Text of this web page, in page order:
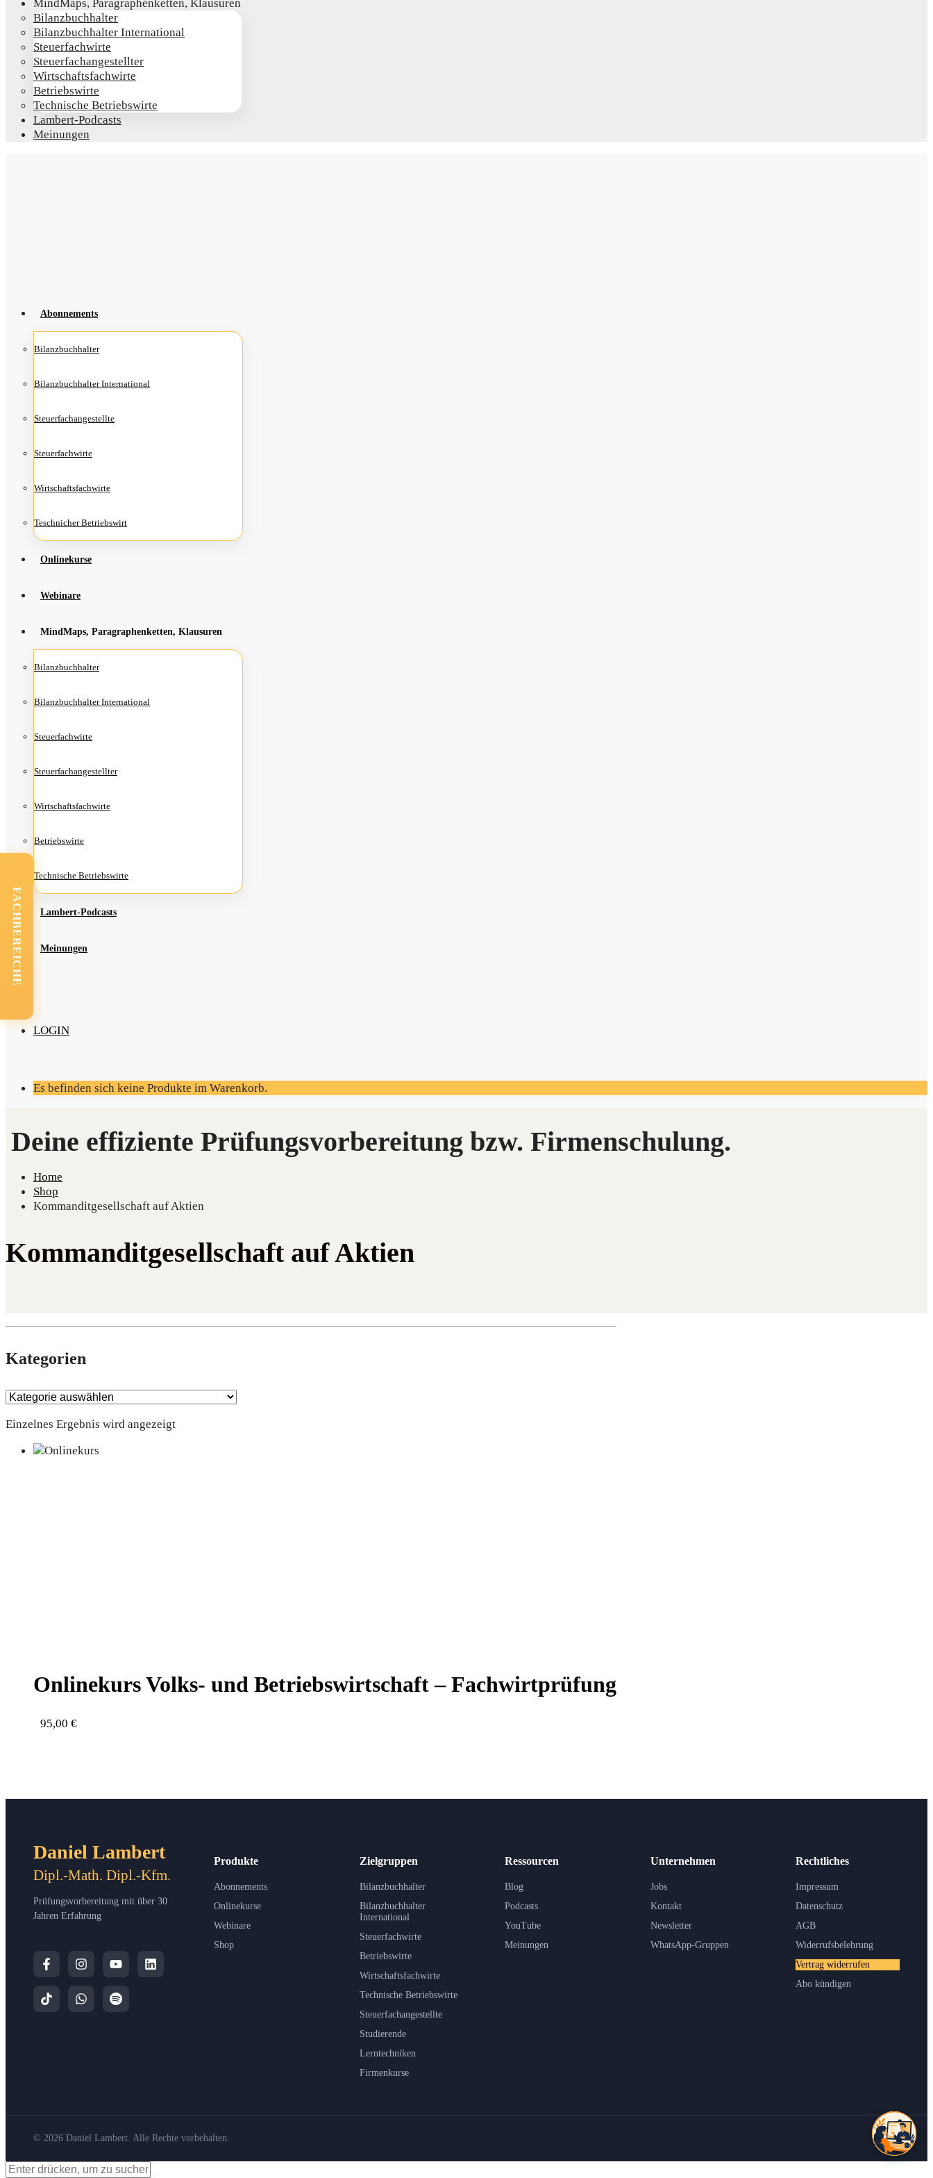
Mind­Maps, Para­gra­phen­ket­ten, Klausuren
Bilanz­buch­hal­ter
Bilanz­buch­hal­ter International
Steu­er­fach­wir­te
Steu­er­fach­an­ge­stell­ter
Wirt­schafts­fach­wir­te
Betriebs­wir­te
Tech­ni­sche Betriebswirte
Lam­­bert-Pod­­casts
Mei­nun­gen
Abon­ne­ments
Bilanz­buch­hal­ter
Bilanz­buch­hal­ter International
Steu­er­fach­an­ge­stell­te
Steu­er­fach­wir­te
Wirt­schafts­fach­wir­te
Teschni­cher Betriebswirt
Online­kur­se
Web­i­na­re
Mind­Maps, Para­gra­phen­ket­ten, Klausuren
Bilanz­buch­hal­ter
Bilanz­buch­hal­ter International
Steu­er­fach­wir­te
Steu­er­fach­an­ge­stell­ter
Wirt­schafts­fach­wir­te
Betriebs­wir­te
Tech­ni­sche Betriebswirte
Lam­­bert-Pod­­casts
Mei­nun­gen
LOGIN
Es befinden sich keine Produkte im Warenkorb.
Home
Shop
Kommanditgesellschaft auf Aktien
Kommanditgesellschaft auf Aktien
Kate­go­rien
Einzelnes Ergebnis wird angezeigt
Online­kurs Volks- und Betriebs­wirt­schaft – Fachwirtprüfung
95,00 €
Daniel Lambert
Dipl.-Math. Dipl.-Kfm.
Prüfungsvorbereitung mit über 30
Jahren Erfahrung
Produkte
Abonnements
Onlinekurse
Webinare
Shop
Zielgruppen
Bilanzbuchhalter
Bilanzbuchhalter
International
Steuerfachwirte
Betriebswirte
Wirtschaftsfachwirte
Technische Betriebswirte
Steuerfachangestellte
Studierende
Lerntechniken
Firmenkurse
Ressourcen
Blog
Podcasts
YouTube
Meinungen
Unternehmen
Jobs
Kontakt
Newsletter
WhatsApp-Gruppen
Rechtliches
Impressum
Datenschutz
AGB
Widerrufsbelehrung
Vertrag widerrufen
Abo kündigen
© 2026 Daniel Lambert. Alle Rechte vorbehalten.
FACHBEREICHE